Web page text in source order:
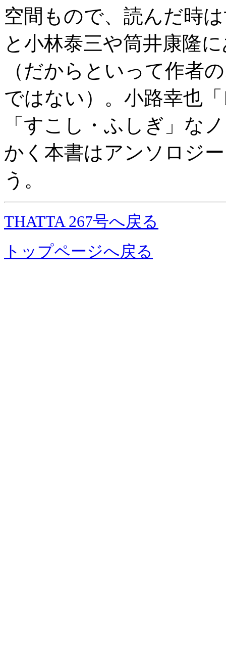
空間もので、読んだ時
と小林泰三や筒井康隆
（だからといって作者
ではない）。小路幸也
「すこし・ふしぎ」な
かく本書はアンソロジ
う。
THATTA 267号へ戻る
トップページへ戻る